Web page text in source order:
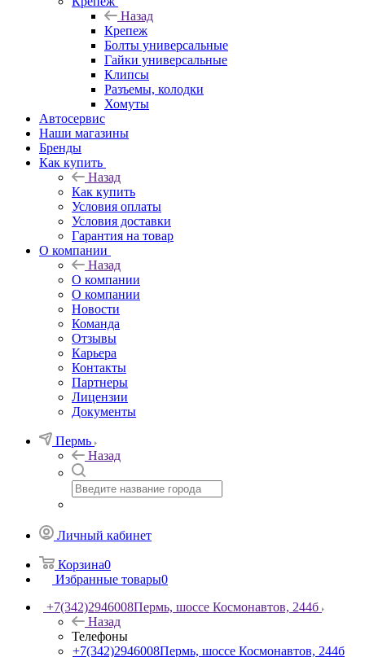
Назад
Крепеж
Болты универсальные
Гайки универсальные
Клипсы
Разъемы, колодки
Хомуты
Автосервис
Наши магазины
Бренды
Как купить
Назад
Как купить
Условия оплаты
Условия доставки
Гарантия на товар
О компании
Назад
О компании
О компании
Новости
Команда
Отзывы
Карьера
Контакты
Партнеры
Лицензии
Документы
Пермь
Назад
Личный кабинет
Корзина0
Избранные товары0
+7(342)2946008Пермь, шоссе Космонавтов, 244б
Назад
Телефоны
+7(342)2946008Пермь, шоссе Космонавтов, 244б